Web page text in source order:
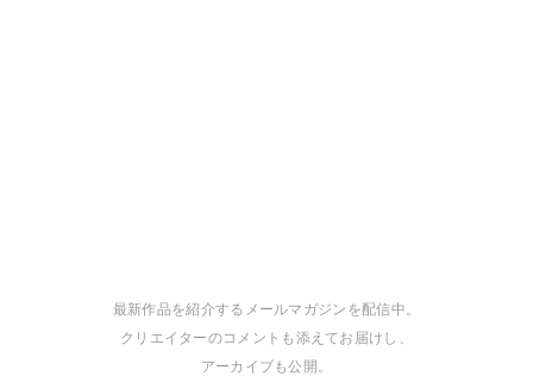
最新作品を紹介するメールマガジンを配信中。
クリエイターのコメントも添えてお届けし、
アーカイブも公開。